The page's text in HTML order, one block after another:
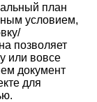
план
условием,
позволяет
или вовсе
документ
для